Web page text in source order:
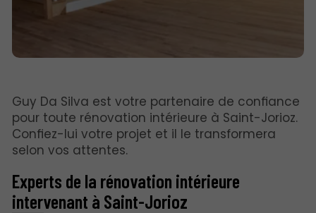
Guy Da Silva est votre partenaire de confiance
pour toute rénovation intérieure à Saint-Jorioz.
Confiez-lui votre projet et il le transformera
selon vos attentes.
Experts de la rénovation intérieure
intervenant à Saint-Jorioz